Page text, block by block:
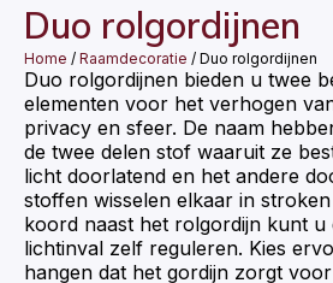
Duo rolgordijnen
Home / Raamdecoratie / Duo rolgordijnen
Duo rolgordijnen bieden u twee
elementen voor het verhogen
privacy en sfeer. De naam
de twee delen stof waaruit ze
licht doorlatend en het andere
stoffen wisselen elkaar in
koord naast het rolgordijn kunt u
lichtinval zelf reguleren. Kies
hangen dat het gordijn zorgt